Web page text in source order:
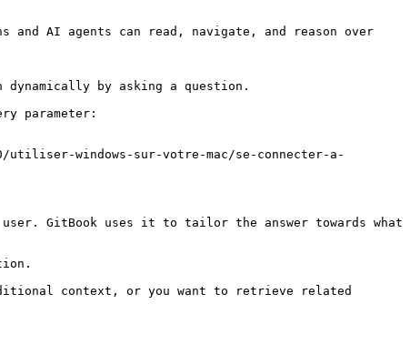
and AI agents can read, navigate, and reason over
by asking a question.
parameter:
windows-sur-votre-mac/se-connecter-a-
GitBook uses it to tailor the answer towards what
context, or you want to retrieve related